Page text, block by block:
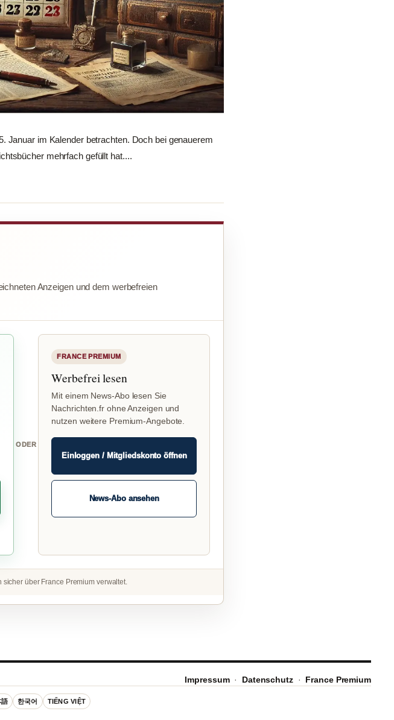
Januar im Kalender betrachten. Doch bei genauerem
mehrfach gefüllt hat....
Anzeigen und dem werbefreien
ODER
FRANCE PREMIUM
Werbefrei lesen
Mit einem News-Abo lesen Sie
Nachrichten.fr ohne Anzeigen und
nutzen weitere Premium-Angebote.
Einloggen / Mitgliedskonto öffnen
News-Abo ansehen
über France Premium verwaltet.
Impressum· Datenschutz· France Premium
語 한국어 TIẾNG VIỆT